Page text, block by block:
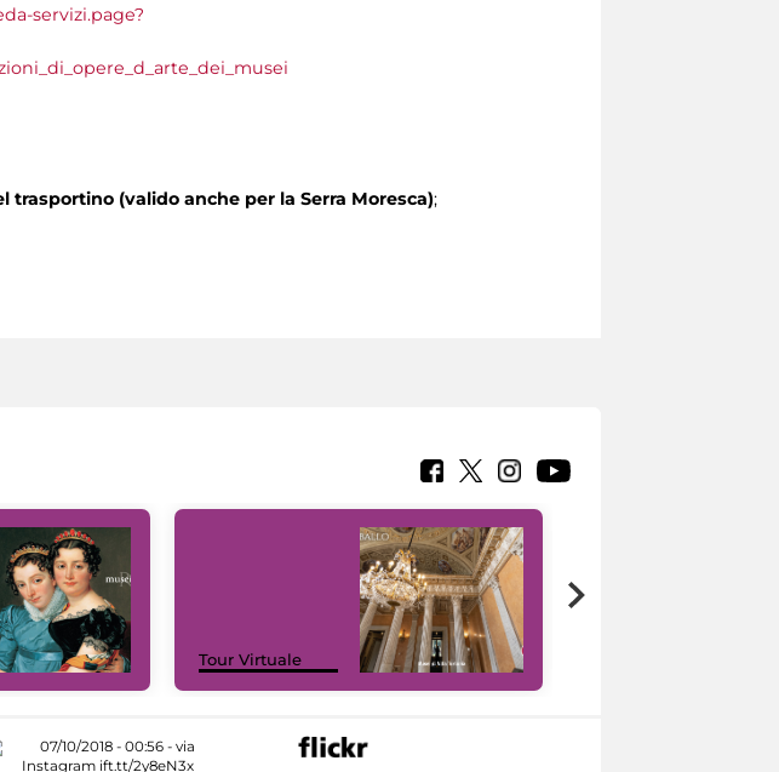
servizi.page?
trasportino (valido anche per la Serra Moresca);
Tour Virtuale